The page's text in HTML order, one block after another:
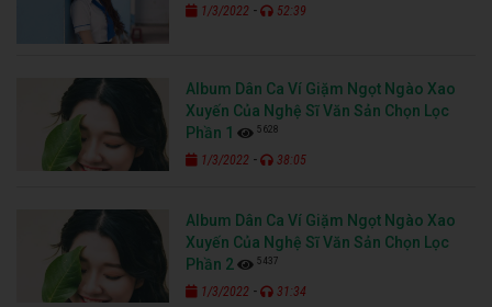
1/3/2022 - 52:39
Album Dân Ca Ví Giặm Ngọt Ngào Xao
Xuyến Của Nghệ Sĩ Văn Sản Chọn Lọc
Phần 1
5628
1/3/2022 - 38:05
Album Dân Ca Ví Giặm Ngọt Ngào Xao
Xuyến Của Nghệ Sĩ Văn Sản Chọn Lọc
Phần 2
5437
1/3/2022 - 31:34